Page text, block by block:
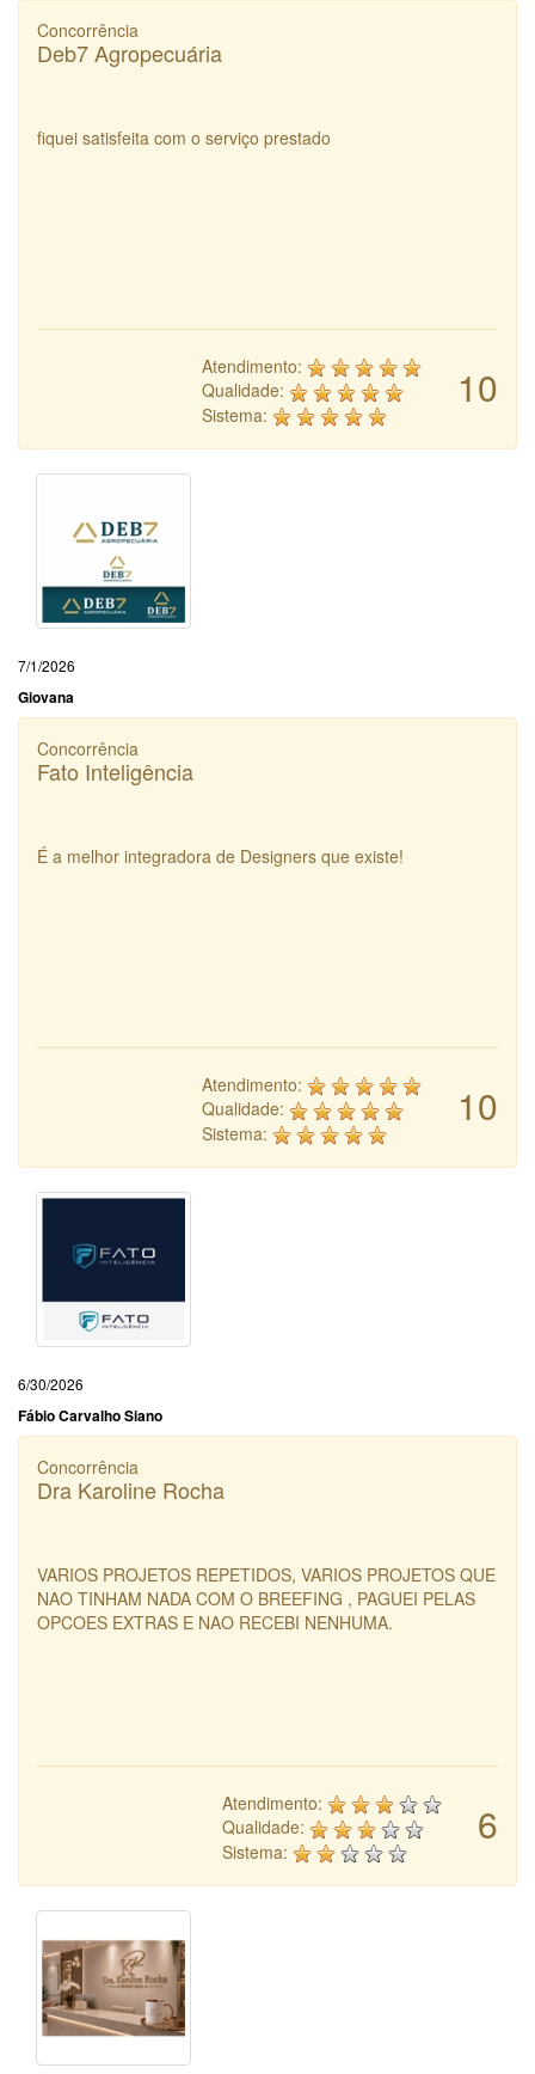
Concorrência
Deb7 Agropecuária
fiquei satisfeita com o serviço prestado
10
Atendimento:
Qualidade:
Sistema:
7/1/2026
Giovana
Concorrência
Fato Inteligência
É a melhor integradora de Designers que existe!
10
Atendimento:
Qualidade:
Sistema:
6/30/2026
Fábio Carvalho Siano
Concorrência
Dra Karoline Rocha
VARIOS PROJETOS REPETIDOS, VARIOS PROJETOS QUE
NAO TINHAM NADA COM O BREEFING , PAGUEI PELAS
OPCOES EXTRAS E NAO RECEBI NENHUMA.
6
Atendimento:
Qualidade:
Sistema: